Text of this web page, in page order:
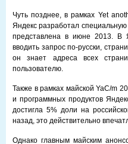
Чуть позднее, в рамках Yet
Яндекс разработал
представлена в июне 2013. В
вводить запрос по-русски,
он знает адреса всех
пользователю.
Также в рамках майской YaC/m
и программных продуктов
достигла 5% доли на
назад, это действительно
Однако главным майским